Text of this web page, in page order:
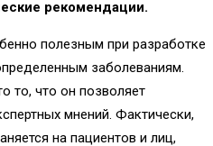
рекомендации.
полезным при разработке
заболеваниям.
то, что он позволяет
мнений. Фактически,
на пациентов и лиц,